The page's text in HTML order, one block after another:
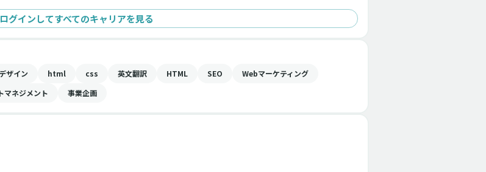
ログインしてすべてのキャリアを見る
ザイン html css 英文翻訳 HTML SEO
Webマーケティング
マネジメント 事業企画